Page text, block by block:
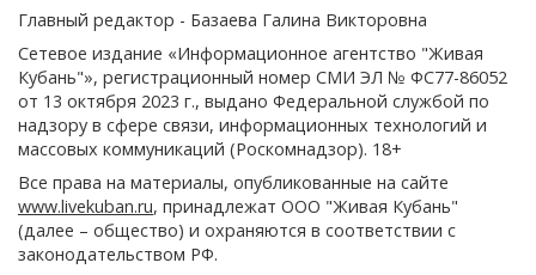
Главный редактор - Базаева Галина Викторовна
Сетевое издание «Информационное агентство "Живая
Кубань"», регистрационный номер СМИ ЭЛ № ФС77-86052
от 13 октября 2023 г., выдано Федеральной службой по
надзору в сфере связи, информационных технологий и
массовых коммуникаций (Роскомнадзор). 18+
Все права на материалы, опубликованные на сайте
www.livekuban.ru, принадлежат ООО "Живая Кубань"
(далее – общество) и охраняются в соответствии с
законодательством РФ.